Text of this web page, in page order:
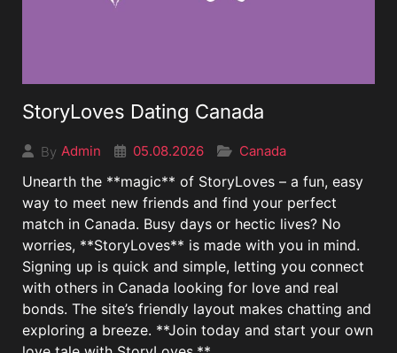
StoryLoves Dating Canada
By Admin 05.08.2026 Canada
Unearth the **magic** of StoryLoves – a fun, easy
way to meet new friends and find your perfect
match in Canada. Busy days or hectic lives? No
worries, **StoryLoves** is made with you in mind.
Signing up is quick and simple, letting you connect
with others in Canada looking for love and real
bonds. The site’s friendly layout makes chatting and
exploring a breeze. **Join today and start your own